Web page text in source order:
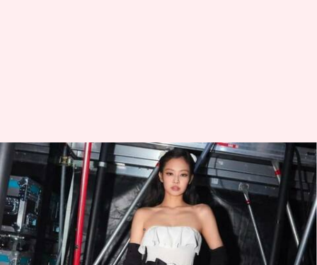
Met Gala 2023: Membahas
busana debut Jennie
BLACKPINK
menulis Bob May 03, 2023 11:06 am